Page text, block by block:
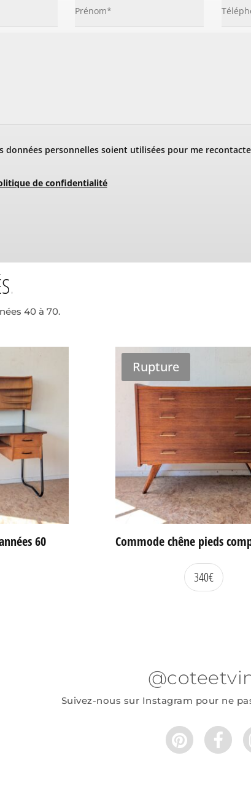
données personnelles soient utilisées pour me
de confidentialité
40 à 70.
60
Rupture
340€
Suivez-nous sur Instagram pour ne